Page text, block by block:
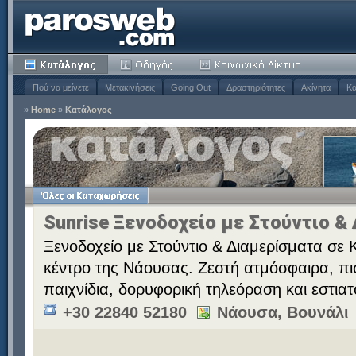
Πού να μείνετε Μετακινήσεις Going Out Δραστηριότητες Ακίνητα
» Home » Κατάλογος
Sunrise Ξενοδοχείο με Στούντιο &
Ξενοδοχείο με Στούντιο & Διαμερίσματα σε
κέντρο της Νάουσας. Ζεστή ατμόσφαιρα,
παιχνίδια, δορυφορική τηλεόραση και
+30 22840 52180
Νάουσα, Βουνάλι